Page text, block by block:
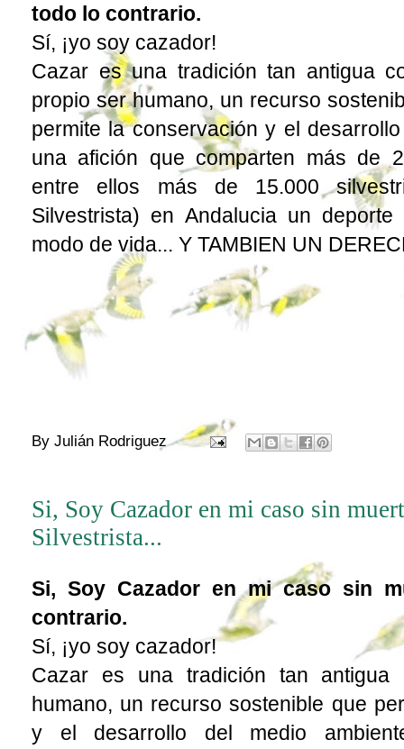
todo lo contrario.
Sí, ¡yo soy cazador!
Cazar es una tradición tan antigua
propio ser humano, un recurso
permite la conservación y el
una afición que comparten más de
entre ellos más de 15.000
Silvestrista) en Andalucia un
modo de vida... Y TAMBIEN UN
By Julián Rodriguez
Si, Soy Cazador en mi caso sin
Silvestrista...
Si, Soy Cazador en mi caso sin
contrario.
Sí, ¡yo soy cazador!
Cazar es una tradición tan
humano, un recurso sostenible que
y el desarrollo del medio